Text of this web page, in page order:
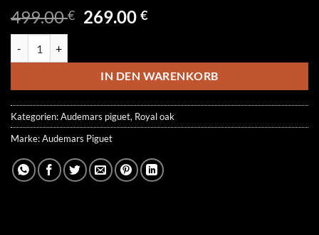
499.00€ Ursprünglicher
499.00 €
269.00€Aktueller
269.00 €.
IN DEN WARENKORB
Kategorien:Audemars piguet, Royal oak
Marke:Audemars Piguet